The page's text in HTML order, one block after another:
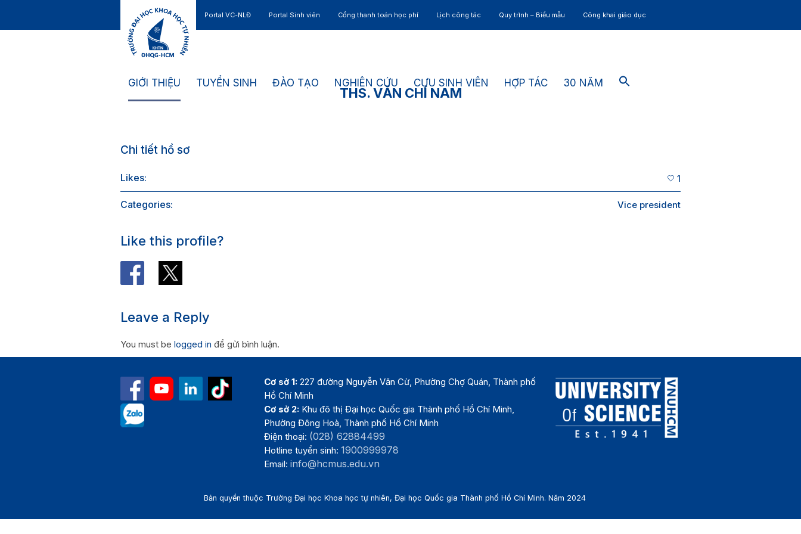
Portal VC-NLĐ Portal Sinh viên Cổng thanh toán học phí Lịch công tác Quy trình – Biểu mẫu Công khai giáo dục
GIỚI THIỆU TUYỂN SINH ĐÀO TẠO NGHIÊN CỨU CỰU SINH VIÊN HỢP TÁC 30 NĂM
THS. VĂN CHÍ NAM
Chi tiết hồ sơ
Likes: 1
Categories: Vice president
Like this profile?
Leave a Reply
You must be logged in để gửi bình luận.
Cơ sở 1: 227 đường Nguyễn Văn Cừ, Phường Chợ Quán, Thành phố
Hồ Chí Minh
Cơ sở 2: Khu đô thị Đại học Quốc gia Thành phố Hồ Chí Minh,
Phường Đông Hoà, Thành phố Hồ Chí Minh
Điện thoại: (028) 62884499
Hotline tuyển sinh:1900999978
Email:info@hcmus.edu.vn
Bản quyền thuộc Trường Đại học Khoa học tự nhiên, Đại học Quốc gia Thành phố Hồ Chí Minh. Năm 2024